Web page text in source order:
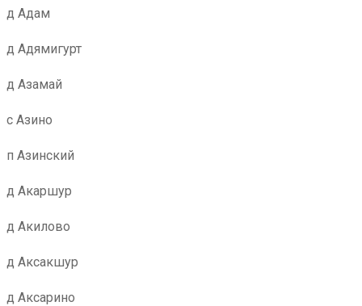
д Адам
д Адямигурт
д Азамай
с Азино
п Азинский
д Акаршур
д Акилово
д Аксакшур
д Аксарино